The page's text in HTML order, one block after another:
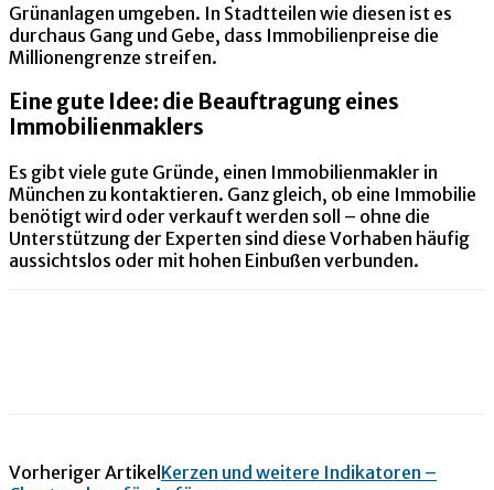
Grünanlagen umgeben. In Stadtteilen wie diesen ist es
durchaus Gang und Gebe, dass Immobilienpreise die
Millionengrenze streifen.
Eine gute Idee: die Beauftragung eines
Immobilienmaklers
Es gibt viele gute Gründe, einen Immobilienmakler in
München zu kontaktieren. Ganz gleich, ob eine Immobilie
benötigt wird oder verkauft werden soll – ohne die
Unterstützung der Experten sind diese Vorhaben häufig
aussichtslos oder mit hohen Einbußen verbunden.
Vorheriger ArtikelKerzen und weitere Indikatoren –